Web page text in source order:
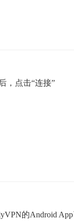
，点击“连接”
的Android App